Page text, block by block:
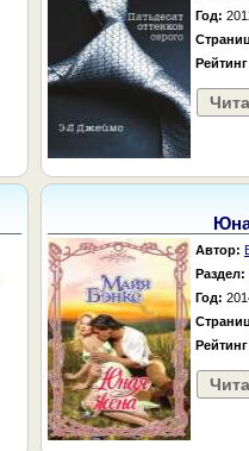
Год:
Автор:
Раздел:
Год: